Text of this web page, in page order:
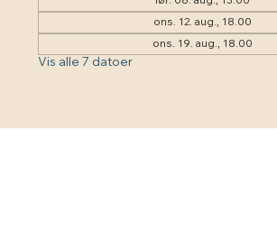
ons. 12. aug., 18.00
ons. 19. aug., 18.00
Vis alle 7 datoer